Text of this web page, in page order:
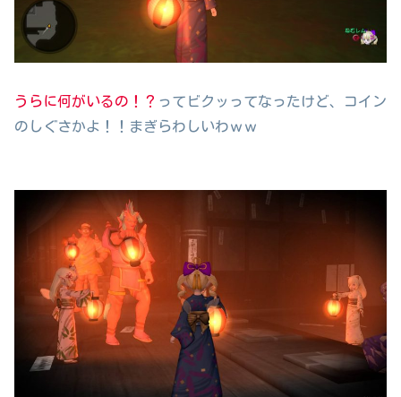
うらに何がいるの！？ ってビクッってなったけど、コイン
のしぐさかよ！！まぎらわしいわｗｗ